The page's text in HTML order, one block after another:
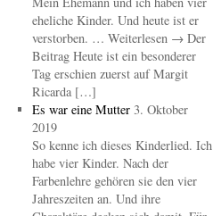
eheliche Kinder. Und heute ist er
verstorben. … Weiterlesen → Der
Beitrag Heute ist ein besonderer
Tag erschien zuerst auf Margit
Ricarda […]
Es war eine Mutter 3. Oktober
2019
So kenne ich dieses Kinderlied. Ich
habe vier Kinder. Nach der
Farbenlehre gehören sie den vier
Jahreszeiten an. Und ihre